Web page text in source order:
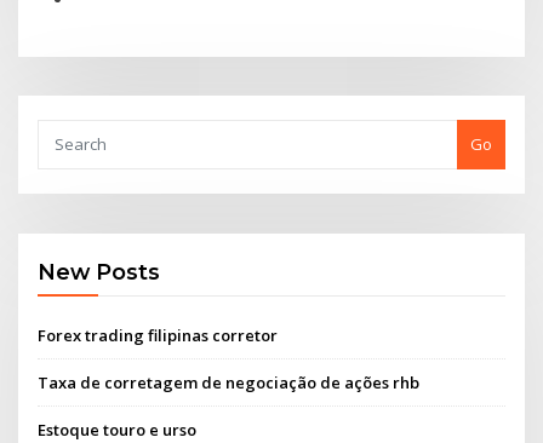
Go
New Posts
Forex trading filipinas corretor
Taxa de corretagem de negociação de ações rhb
Estoque touro e urso